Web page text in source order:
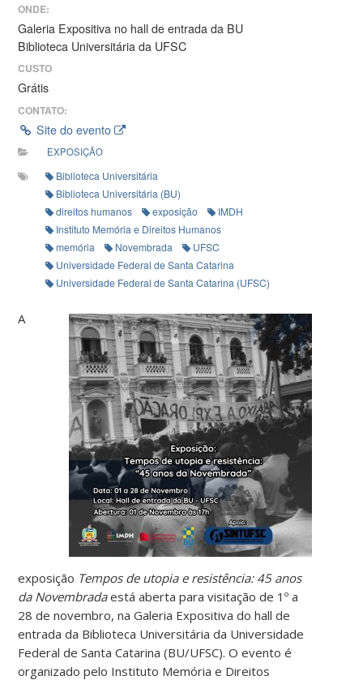
ONDE:
Galeria Expositiva no hall de entrada da BU
Biblioteca Universitária da UFSC
CUSTO
Grátis
CONTATO:
Site do evento
EXPOSIÇÃO
Biblioteca Universitária
Biblioteca Universitária (BU)
direitos humanos
exposição
IMDH
Instituto Memória e Direitos Humanos
memória
Novembrada
UFSC
Universidade Federal de Santa Catarina
Universidade Federal de Santa Catarina (UFSC)
A
exposição Tempos de utopia e resistência: 45 anos
da Novembradaestá aberta para visitação de 1º a
28 de novembro, na Galeria Expositiva do hall de
entrada da Biblioteca Universitária da Universidade
Federal de Santa Catarina (BU/UFSC). O evento é
organizado pelo Instituto Memória e Direitos